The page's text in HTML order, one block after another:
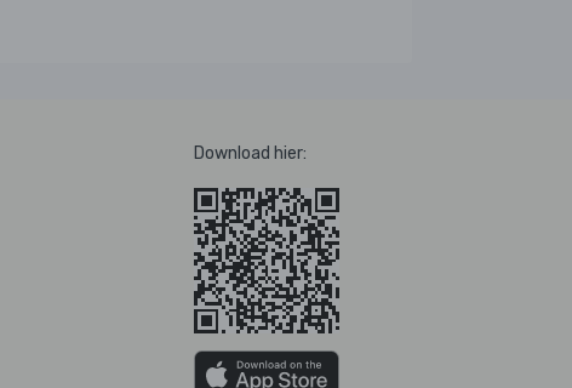
Download hier: